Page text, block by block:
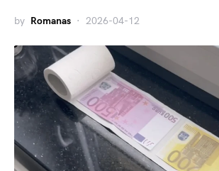
by Romanas 2026-04-12